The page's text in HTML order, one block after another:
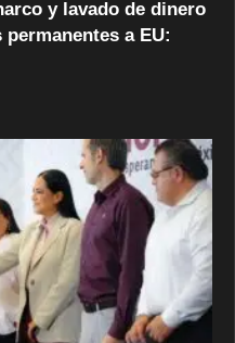
y lavado de dinero
a EU: